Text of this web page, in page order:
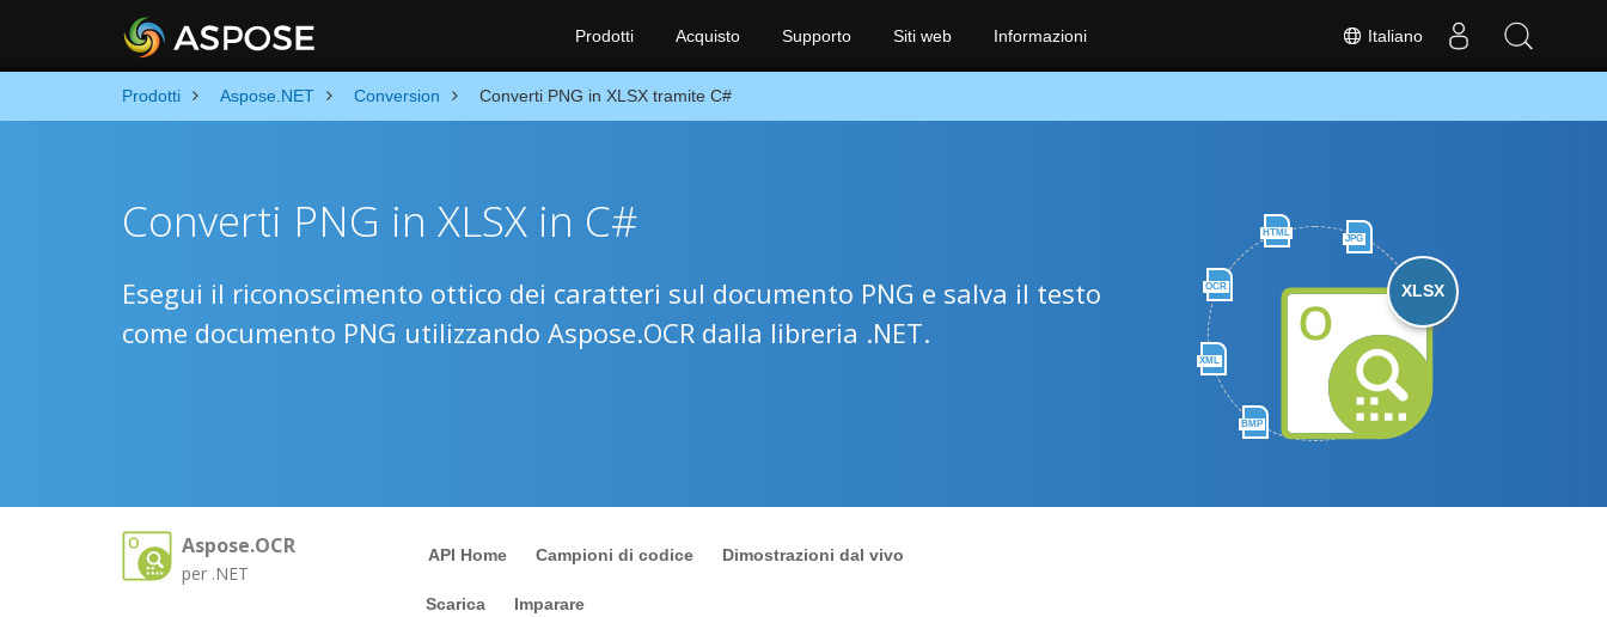
Italiano
Prodotti Acquisto Supporto Siti web Informazioni
Prodotti Aspose.NET Conversion Converti PNG in XLSX tramite C#
HTML
JPG
OCR
XML
BMP
XLSX
Converti PNG in XLSX in C#
Esegui il riconoscimento ottico dei caratteri sul documento PNG e salva il testo
come documento PNG utilizzando Aspose.OCR dalla libreria .NET.
Aspose.OCR
per .NET
API Home Campioni di codice Dimostrazioni dal vivo
Scarica Imparare